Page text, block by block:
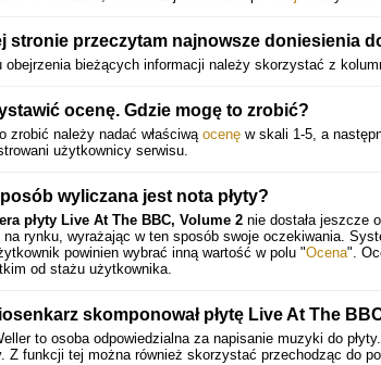
23. Village
25. Fat Pop
28. Foot Of
31. The Attic
stronie przeczytam najnowsze doniesienia
obejrzenia bieżących informacji należy skorzystać z
ocenę. Gdzie mogę to zrobić?
zrobić należy nadać właściwą ocenę w skali 1-5, a
użytkownicy serwisu.
wyliczana jest nota płyty?
płyty Live At The BBC, Volume 2 nie dostała jeszcze
rynku, wyrażając w ten sposób swoje oczekiwania.
powinien wybrać inną wartość w polu "Ocena".
od stażu użytkownika.
skomponował płytę Live At The
to osoba odpowiedzialna za napisanie muzyki do
Z funkcji tej można również skorzystać przechodząc do